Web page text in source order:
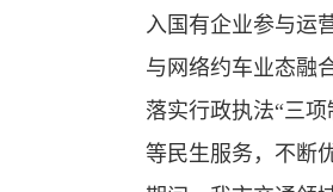
入国有企业参与运
与网络约车业态融
落实行政执法“三
等民生服务，不断